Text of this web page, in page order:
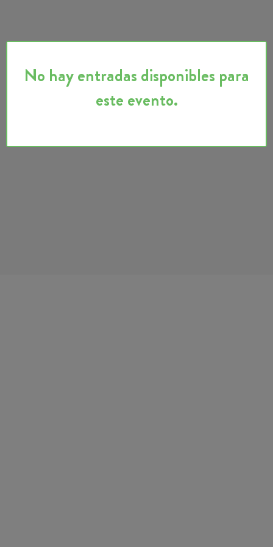
No hay entradas disponibles para
este evento.